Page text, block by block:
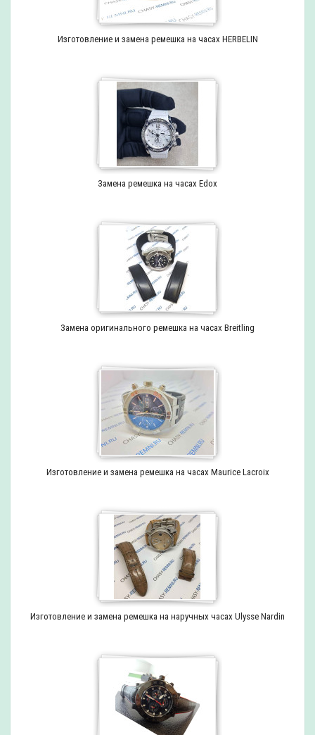
Изготовление и замена ремешка на часах HERBELIN
Замена ремешка на часах Edox
Замена оригинального ремешка на часах Breitling
Изготовление и замена ремешка на часах Maurice Lacroix
Изготовление и замена ремешка на наручных часах Ulysse Nardin